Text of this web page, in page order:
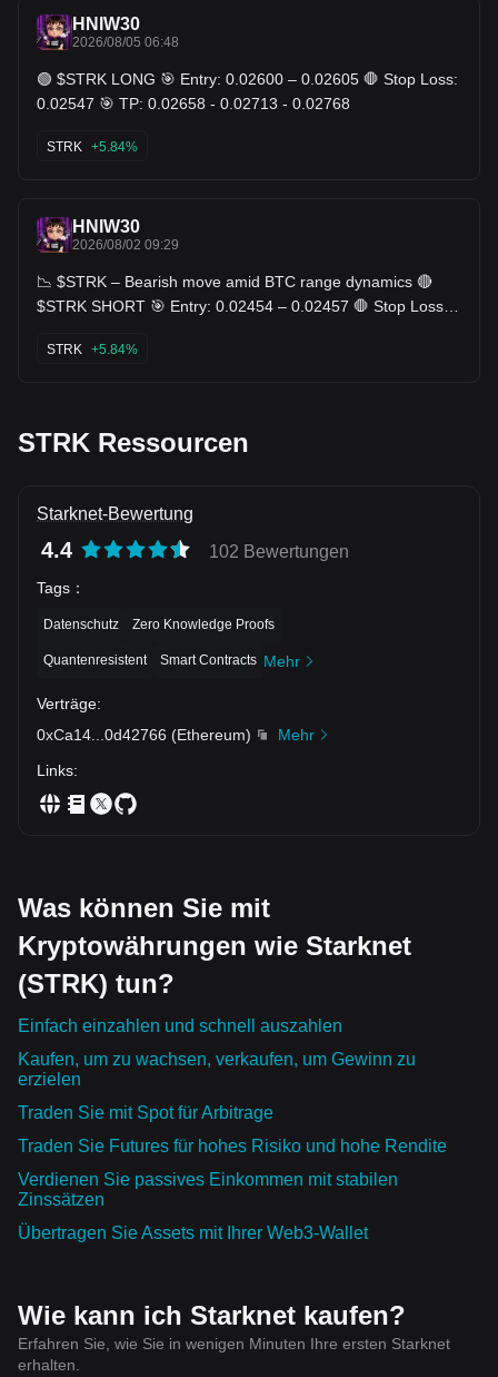
HNIW30
2026/08/05 06:48
🟢 $STRK LONG 🎯 Entry: 0.02600 – 0.02605 🛑 Stop Loss:
0.02547 🎯 TP: 0.02658 - 0.02713 - 0.02768
STRK +5.84%
HNIW30
2026/08/02 09:29
📉 $STRK – Bearish move amid BTC range dynamics 🔴
$STRK SHORT 🎯 Entry: 0.02454 – 0.02457 🛑 Stop Loss:
Logic The asset’s session router is holding the down‑trend,
confirming a continuation bias within the broader BTC range
STRK +5.84%
STRK Ressourcen
Starknet-Bewertung
4.4 102 Bewertungen
Tags ：
Datenschutz Zero Knowledge Proofs
Quantenresistent Smart Contracts Mehr
Verträge:
0xCa14
0d42766 (Ethereum)
Mehr
Links:
Was können Sie mit
Kryptowährungen wie Starknet
(STRK) tun?
Einfach einzahlen und schnell auszahlen
Kaufen, um zu wachsen, verkaufen, um Gewinn zu
erzielen
Traden Sie mit Spot für Arbitrage
Traden Sie Futures für hohes Risiko und hohe Rendite
Verdienen Sie passives Einkommen mit stabilen
Zinssätzen
Übertragen Sie Assets mit Ihrer Web3-Wallet
Wie kann ich Starknet kaufen?
Erfahren Sie, wie Sie in wenigen Minuten Ihre ersten Starknet
erhalten.